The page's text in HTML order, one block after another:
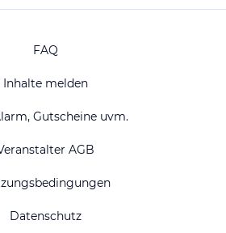
FAQ
Inhalte melden
Gutscheine uvm.
AGB
Datenschutz